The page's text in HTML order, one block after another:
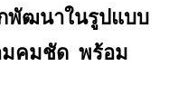
พัฒนาในรูปแบบ
มคมชัด พร้อม